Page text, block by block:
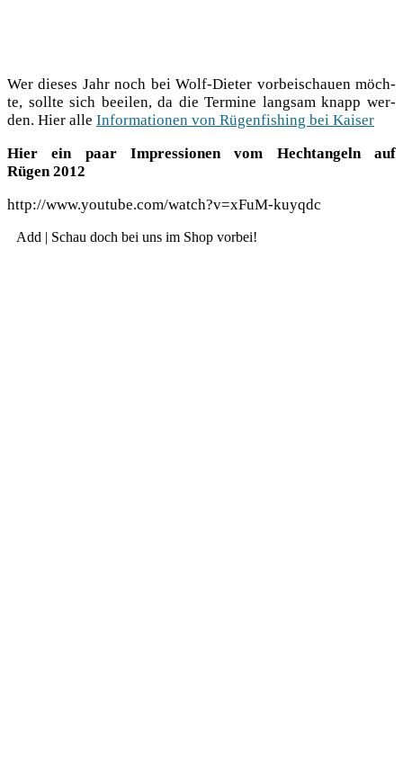
Wer die­ses Jahr noch bei Wolf-Die­ter vor­bei­schau­en möch­
te, soll­te sich beei­len, da die Ter­mi­ne lang­sam knapp wer­
den. Hier alle Infor­ma­tio­nen von Rügen­fi­shing bei Kaiser
Hier ein paar Impres­sio­nen vom Hecht­an­geln auf
Rügen 2012
http://www.youtube.com/watch?v=xFuM-kuyqdc
Add | Schau doch bei uns im Shop vorbei!